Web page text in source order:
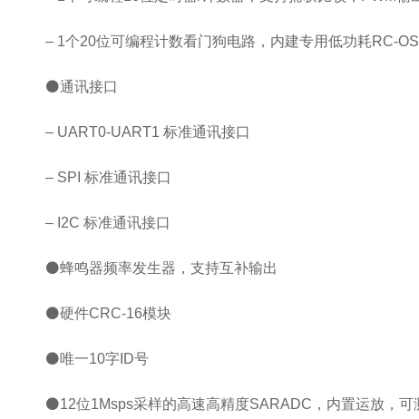
– 1个20位可编程计数看门狗电路，内建专用低功耗RC-
⚫通讯接口
– UART0-UART1 标准通讯接口
– SPI 标准通讯接口
– I2C 标准通讯接口
⚫蜂鸣器频率发生器，支持互补输出
⚫硬件CRC-16模块
⚫唯一10字ID号
⚫12位1Msps采样的高速高精度SARADC，内置运放，可